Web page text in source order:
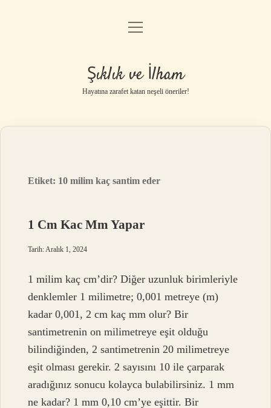
Anasayfa
Gizlilik Politikası
Yasal Uyarı
menüyü
Şıklık ve İlham
Hayatına zarafet katan neşeli öneriler!
Etiket: 10 milim kaç santim eder
1 Cm Kac Mm Yapar
Tarih: Aralık 1, 2024
1 milim kaç cm’dir? Diğer uzunluk birimleriyle
denklemler 1 milimetre; 0,001 metreye (m)
kadar 0,001, 2 cm kaç mm olur? Bir
santimetrenin on milimetreye eşit olduğu
bilindiğinden, 2 santimetrenin 20 milimetreye
eşit olması gerekir. 2 sayısını 10 ile çarparak
aradığınız sonucu kolayca bulabilirsiniz. 1 mm
ne kadar? 1 mm 0,10 cm’ye eşittir. Bir